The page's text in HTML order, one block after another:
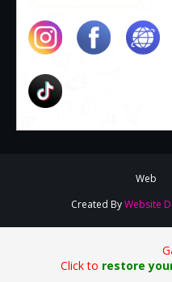
Web
Created ByWebsite
Click to restore